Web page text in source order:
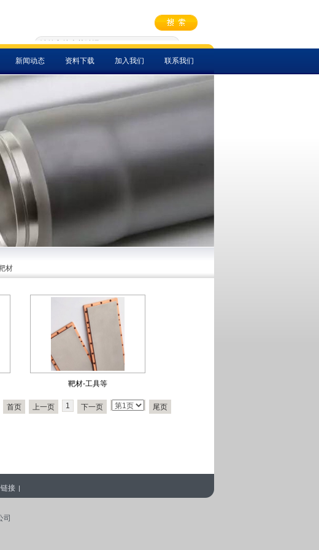
新闻动态 资料下载 加入我们 联系我们
菜单名称 菜单名称
材
靶材-工具等
首页 上一页 1 下一页 尾页
接 |
司